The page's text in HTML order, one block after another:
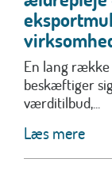
En lang
beskæftiger
værditilbud,...
Læs mere